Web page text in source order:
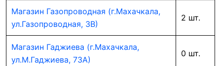
Магазин Газопроводная (г.Махачкала,
ул.Газопроводная, 3В)
2 шт.
Магазин Гаджиева (г.Махачкала,
ул.М.Гаджиева, 73А)
0 шт.